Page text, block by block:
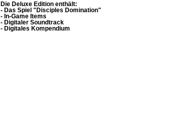
Die Deluxe Edition enthält:
- Das Spiel "Disciples Domination"
- In-Game Items
- Digitaler Soundtrack
- Digitales Kompendium